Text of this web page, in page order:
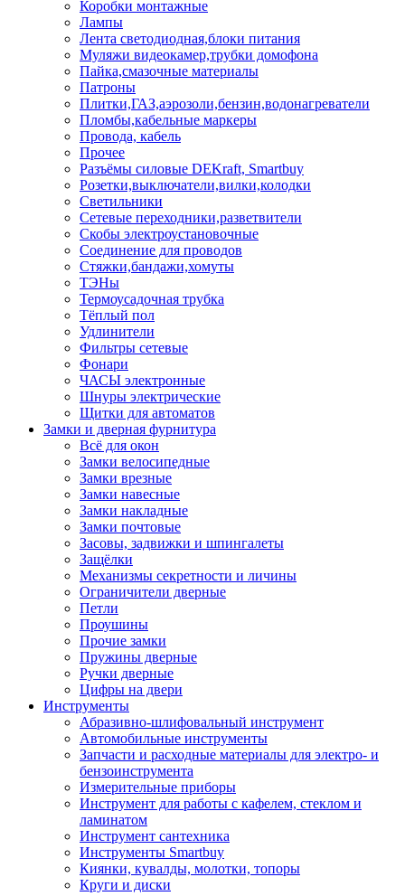
Коробки монтажные
Лампы
Лента светодиодная,блоки питания
Муляжи видеокамер,трубки домофона
Пайка,смазочные материалы
Патроны
Плитки,ГАЗ,аэрозоли,бензин,водонагреватели
Пломбы,кабельные маркеры
Провода, кабель
Прочее
Разъёмы силовые DEKraft, Smartbuy
Розетки,выключатели,вилки,колодки
Светильники
Сетевые переходники,разветвители
Скобы электроустановочные
Соединение для проводов
Стяжки,бандажи,хомуты
ТЭНы
Термоусадочная трубка
Тёплый пол
Удлинители
Фильтры сетевые
Фонари
ЧАСЫ электронные
Шнуры электрические
Щитки для автоматов
Замки и дверная фурнитура
Всё для окон
Замки велосипедные
Замки врезные
Замки навесные
Замки накладные
Замки почтовые
Засовы, задвижки и шпингалеты
Защёлки
Механизмы секретности и личины
Ограничители дверные
Петли
Проушины
Прочие замки
Пружины дверные
Ручки дверные
Цифры на двери
Инструменты
Абразивно-шлифовальный инструмент
Автомобильные инструменты
Запчасти и расходные материалы для электро- и
бензоинструмента
Измерительные приборы
Инструмент для работы с кафелем, стеклом и
ламинатом
Инструмент сантехника
Инструменты Smartbuy
Киянки, кувалды, молотки, топоры
Круги и диски